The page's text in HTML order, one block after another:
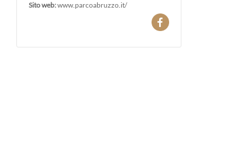
Sito web:www.parcoabruzzo.it/